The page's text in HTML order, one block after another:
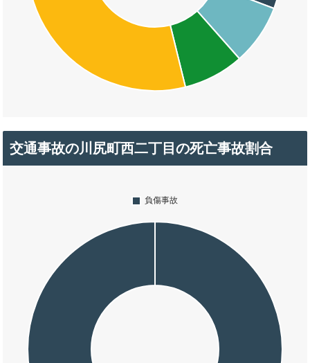
交通事故の川尻町西二丁目の死亡事故割合